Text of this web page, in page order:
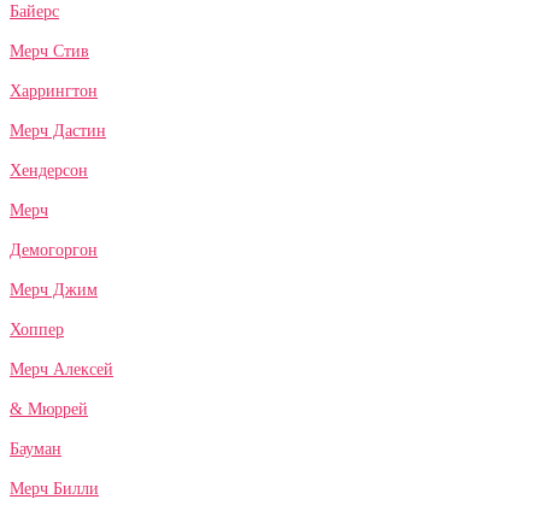
Байерс
Мерч Стив
Харрингтон
Мерч Дастин
Хендерсон
Мерч
Демогоргон
Мерч Джим
Хоппер
Мерч Алексей
& Мюррей
Бауман
Мерч Билли